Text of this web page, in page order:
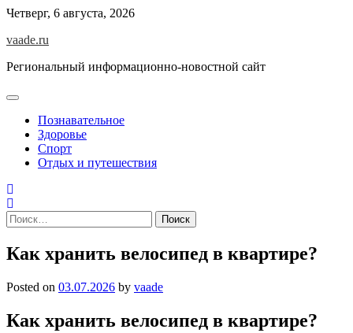
Skip
content
Четверг, 6 августа, 2026
vaade.ru
Региональный информационно-новостной сайт
Познавательное
Здоровье
Спорт
Отдых и путешествия
Найти:
Как хранить велосипед в квартире?
Posted on 03.07.2026 by vaade
Как хранить велосипед в квартире?